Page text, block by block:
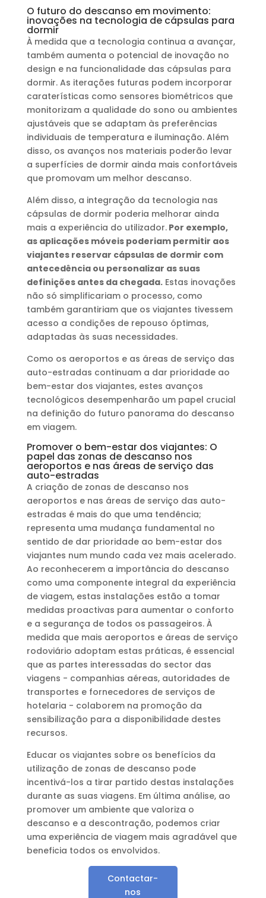
O futuro do descanso em movimento:
inovações na tecnologia de cápsulas para
dormir
À medida que a tecnologia continua a avançar,
também aumenta o potencial de inovação no
design e na funcionalidade das cápsulas para
dormir. As iterações futuras podem incorporar
caraterísticas como sensores biométricos que
monitorizam a qualidade do sono ou ambientes
ajustáveis que se adaptam às preferências
individuais de temperatura e iluminação. Além
disso, os avanços nos materiais poderão levar
a superfícies de dormir ainda mais confortáveis
que promovam um melhor descanso.
Além disso, a integração da tecnologia nas
cápsulas de dormir poderia melhorar ainda
mais a experiência do utilizador.Por exemplo,
as aplicações móveis poderiam permitir aos
viajantes reservar cápsulas de dormir com
antecedência ou personalizar as suas
definições antes da chegada.Estas inovações
não só simplificariam o processo, como
também garantiriam que os viajantes tivessem
acesso a condições de repouso óptimas,
adaptadas às suas necessidades.
Como os aeroportos e as áreas de serviço das
auto-estradas continuam a dar prioridade ao
bem-estar dos viajantes, estes avanços
tecnológicos desempenharão um papel crucial
na definição do futuro panorama do descanso
em viagem.
Promover o bem-estar dos viajantes: O
papel das zonas de descanso nos
aeroportos e nas áreas de serviço das
auto-estradas
A criação de zonas de descanso nos
aeroportos e nas áreas de serviço das auto-
estradas é mais do que uma tendência;
representa uma mudança fundamental no
sentido de dar prioridade ao bem-estar dos
viajantes num mundo cada vez mais acelerado.
Ao reconhecerem a importância do descanso
como uma componente integral da experiência
de viagem, estas instalações estão a tomar
medidas proactivas para aumentar o conforto
e a segurança de todos os passageiros. À
medida que mais aeroportos e áreas de serviço
rodoviário adoptam estas práticas, é essencial
que as partes interessadas do sector das
viagens - companhias aéreas, autoridades de
transportes e fornecedores de serviços de
hotelaria - colaborem na promoção da
sensibilização para a disponibilidade destes
recursos.
Educar os viajantes sobre os benefícios da
utilização de zonas de descanso pode
incentivá-los a tirar partido destas instalações
durante as suas viagens. Em última análise, ao
promover um ambiente que valoriza o
descanso e a descontração, podemos criar
uma experiência de viagem mais agradável que
beneficia todos os envolvidos.
Contactar-
nos